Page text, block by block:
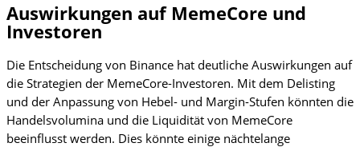
Auswirkungen auf MemeCore und
Investoren
Die Entscheidung von Binance hat deutliche Auswirkungen auf
die Strategien der MemeCore-Investoren. Mit dem Delisting
und der Anpassung von Hebel- und Margin-Stufen könnten die
Handelsvolumina und die Liquidität von MemeCore
beeinflusst werden. Dies könnte einige nächtelange